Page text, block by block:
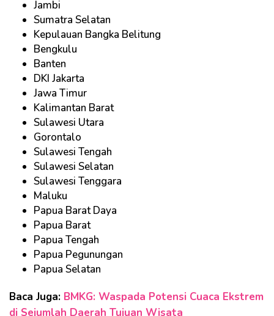
Jambi
Sumatra Selatan
Kepulauan Bangka Belitung
Bengkulu
Banten
DKI Jakarta
Jawa Timur
Kalimantan Barat
Sulawesi Utara
Gorontalo
Sulawesi Tengah
Sulawesi Selatan
Sulawesi Tenggara
Maluku
Papua Barat Daya
Papua Barat
Papua Tengah
Papua Pegunungan
Papua Selatan
Baca Juga: BMKG: Waspada Potensi Cuaca Ekstrem
di Sejumlah Daerah Tujuan Wisata